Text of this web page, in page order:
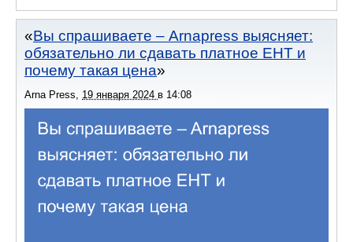
Вы спрашиваете – Arnapress выясняет:
обязательно ли сдавать платное ЕНТ и
почему такая цена
Arna Press, 19 января 2024 в 14:08